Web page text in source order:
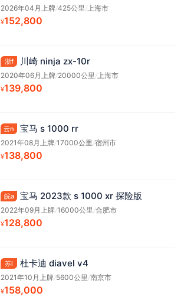
2026年04月上牌/425公里 /上海市
¥152,800
浙f 川崎 ninja zx-10r
2020年06月上牌/20000公里 /上海市
¥139,800
云n 宝马 s 1000 rr
2021年08月上牌/17000公里 /宿州市
¥138,800
皖a 宝马 2023款 s 1000 xr 探险版
2022年09月上牌/16000公里 /合肥市
¥128,800
苏l 杜卡迪 diavel v4
2021年10月上牌/5600公里 /南京市
¥158,000